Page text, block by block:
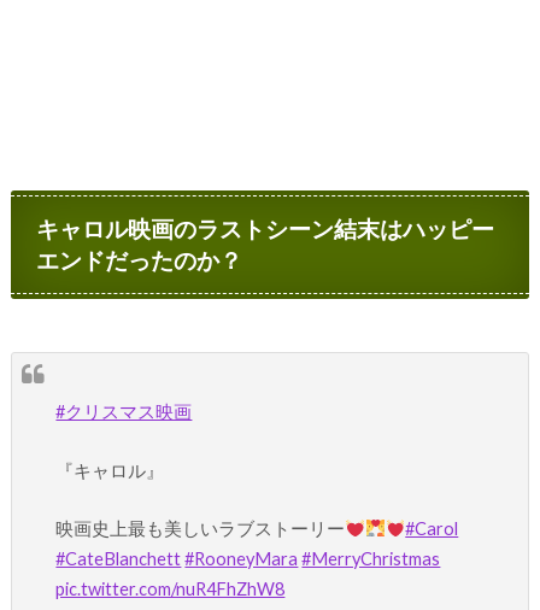
キャロル映画のラストシーン結末はハッピー
エンドだったのか？
#クリスマス映画
『キャロル』
映画史上最も美しいラブストーリー
#Carol
#CateBlanchett #RooneyMara #MerryChristmas
pic.twitter.com/nuR4FhZhW8